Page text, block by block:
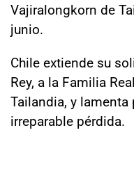
Vajiralongkorn de
junio.
Chile extiende su
Rey, a la Familia
Tailandia, y
irreparable pérdida.